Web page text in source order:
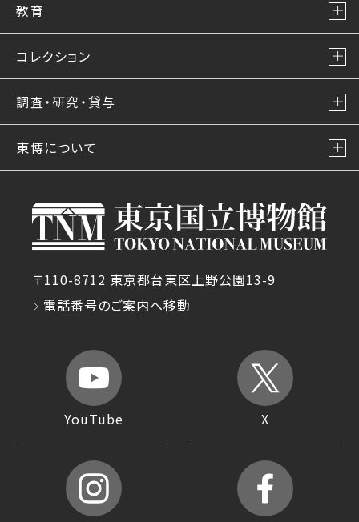
教育
コレクション
調査・研究・貸与
東博について
〒110-8712 東京都台東区上野公園13-9
電話番号のご案内へ移動
YouTube X